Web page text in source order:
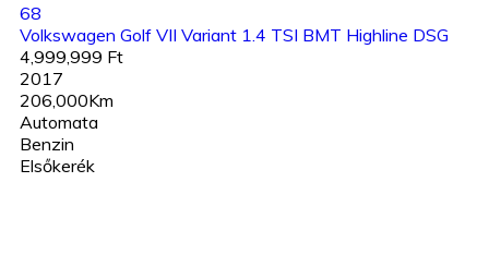
68
Volkswagen Golf VII Variant 1.4 TSI BMT Highline DSG
4,999,999 Ft
2017
206,000Km
Automata
Benzin
Elsőkerék